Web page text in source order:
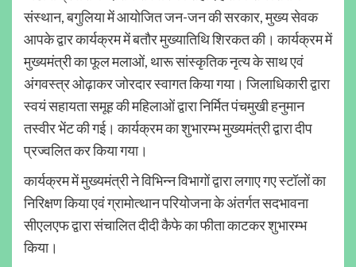
संस्थान, बगुलिया में आयोजित जन-जन की सरकार, मुख्य सेवक
आपके द्वार कार्यक्रम में बतौर मुख्यातिथि शिरकत की। कार्यक्रम में
मुख्यमंत्री का फूल मलाओं, थारू सांस्कृतिक नृत्य के साथ एवं
अंगवस्त्र ओढ़ाकर जोरदार स्वागत किया गया। जिलाधिकारी द्वारा
स्वयं सहायता समूह की महिलाओं द्वारा निर्मित पंचमुखी हनुमान
तस्वीर भेंट की गई। कार्यक्रम का शुभारम्भ मुख्यमंत्री द्वारा दीप
प्रज्वलित कर किया गया।
कार्यक्रम में मुख्यमंत्री ने विभिन्न विभागों द्वारा लगाए गए स्टॉलों का
निरिक्षण किया एवं ग्रामोत्थान परियोजना के अंतर्गत सदभावना
सीएलएफ द्वारा संचालित दीदी कैफे का फीता काटकर शुभारम्भ
किया।